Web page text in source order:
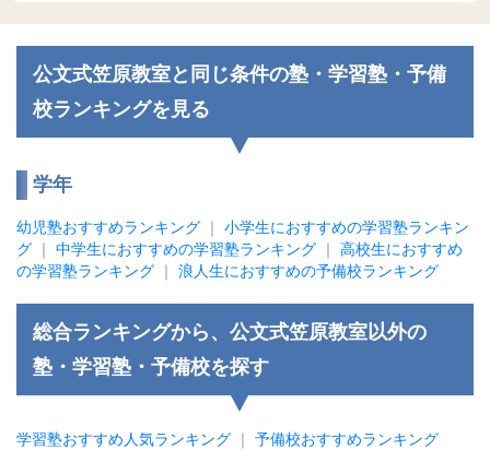
公文式笠原教室と同じ条件の塾・学習塾・予備
校ランキングを見る
学年
幼児塾おすすめランキング ｜ 小学生におすすめの学習塾ランキン
グ ｜ 中学生におすすめの学習塾ランキング ｜ 高校生におすすめ
の学習塾ランキング ｜ 浪人生におすすめの予備校ランキング
総合ランキングから、公文式笠原教室以外の
塾・学習塾・予備校を探す
学習塾おすすめ人気ランキング ｜ 予備校おすすめランキング